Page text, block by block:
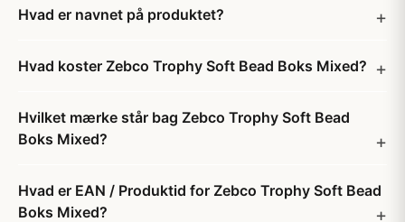
Hvad er navnet på produktet?
Hvad koster Zebco Trophy Soft Bead Boks Mixed?
Hvilket mærke står bag Zebco Trophy Soft Bead
Boks Mixed?
Hvad er EAN / Produktid for Zebco Trophy Soft Bead
Boks Mixed?